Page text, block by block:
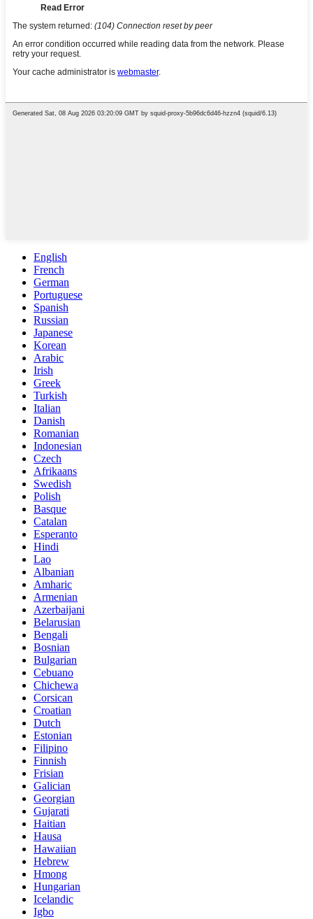
English
French
German
Portuguese
Spanish
Russian
Japanese
Korean
Arabic
Irish
Greek
Turkish
Italian
Danish
Romanian
Indonesian
Czech
Afrikaans
Swedish
Polish
Basque
Catalan
Esperanto
Hindi
Lao
Albanian
Amharic
Armenian
Azerbaijani
Belarusian
Bengali
Bosnian
Bulgarian
Cebuano
Chichewa
Corsican
Croatian
Dutch
Estonian
Filipino
Finnish
Frisian
Galician
Georgian
Gujarati
Haitian
Hausa
Hawaiian
Hebrew
Hmong
Hungarian
Icelandic
Igbo